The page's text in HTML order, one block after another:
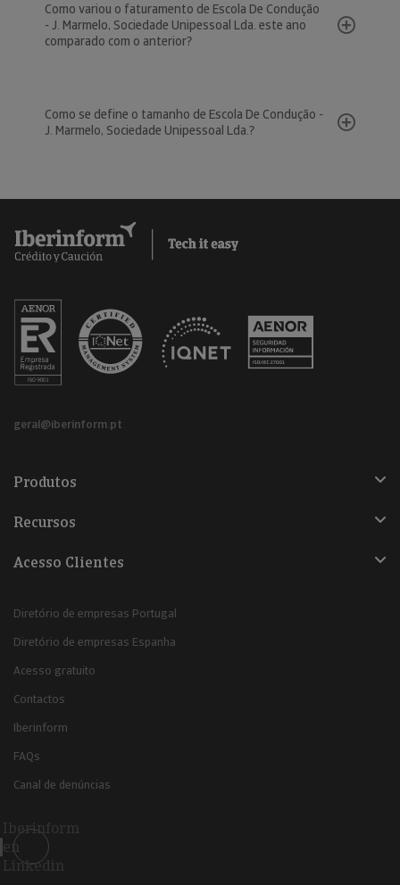
Como variou o faturamento de Escola De Condução
- J. Marmelo, Sociedade Unipessoal Lda. este ano
comparado com o anterior?
Como se define o tamanho de Escola De Condução -
J. Marmelo, Sociedade Unipessoal Lda.?
geral@iberinform.pt
Produtos
Recursos
Acesso Clientes
Diretório de empresas Portugal
Diretório de empresas Espanha
Acesso gratuito
Contactos
Iberinform
FAQs
Canal de denúncias
Iberinform
en
Linkedin